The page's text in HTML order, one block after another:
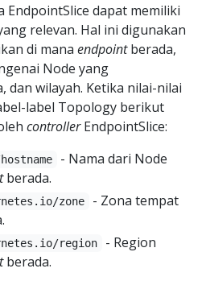
EndpointSlice dapat memiliki
relevan. Hal ini digunakan
di mana endpointberada,
Node yang
dan wilayah. Ketika nilai-nilai
label Topology berikut
controllerEndpointSlice:
- Nama dari Node
berada.
zone
- Zona tempat
region
- Region
berada.